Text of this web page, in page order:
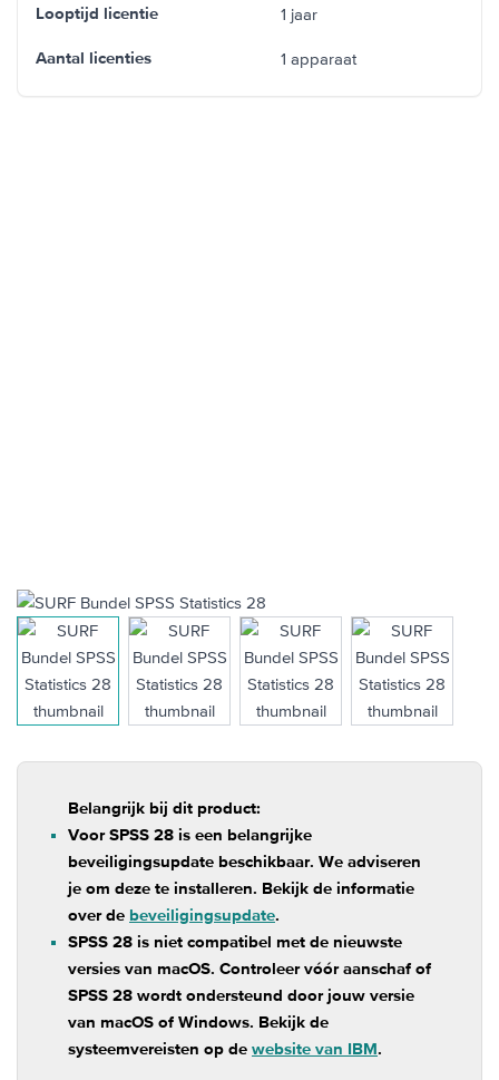
Looptijd licentie 1 jaar
Aantal licenties 1 apparaat
View larger imageView larger imageView larger imageView larger
Belangrijk bij dit product:
Voor SPSS 28 is een belangrijke
beveiligingsupdate beschikbaar. We adviseren
je om deze te installeren. Bekijk de informatie
over de beveiligingsupdate.
SPSS 28 is niet compatibel met de nieuwste
versies van macOS. Controleer vóór aanschaf of
SPSS 28 wordt ondersteund door jouw versie
van macOS of Windows. Bekijk de
systeemvereisten op de website van IBM.